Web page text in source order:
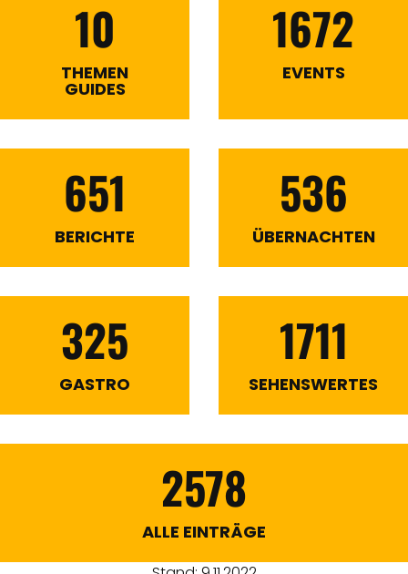
10
THEMEN
GUIDES
1672
EVENTS
651
BERICHTE
536
ÜBERNACHTEN
325
GASTRO
1711
SEHENSWERTES
2578
ALLE EINTRÄGE